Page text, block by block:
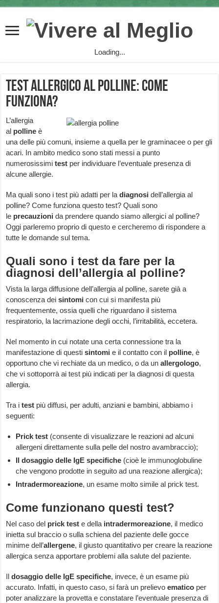
Loading...
Test allergico al polline: come
funziona?
L’allergia
al polline è
una delle più comuni, insieme a quella per le graminacee o per gli
acari. In ambito medico sono stati messi a punto
numerosissimitest per individuare l’eventuale presenza di
alcune allergie.
Ma quali sono i test più adatti per ladiagnosi dell’allergia al
polline? Come funziona questo test? Quali sono
le precauzioni da prendere quando siamo allergici al polline?
Oggi parleremo proprio di questo e cercheremo di rispondere a
tutte le domande sul tema.
Quali sono i test da fare per la
diagnosi dell’allergia al polline?
Vista la larga diffusione dell’allergia al polline, sarete già a
conoscenza deisintomi con cui si manifesta più
frequentemente, ossia quelli che riguardano il sistema
respiratorio, la lacrimazione degli occhi, l’irritabilità, eccetera.
Nel momento in cui notate una certa connessione tra la
manifestazione di questisintomi e il contatto con il polline, è
opportuno che vi rechiate da un medico, o da unallergologo,
che vi sottoporrà ai test più indicati per la diagnosi di questa
allergia.
Tra itest più diffusi, per adulti, anziani e bambini, abbiamo i
seguenti:
Prick test (consente di visualizzare le reazioni ad alcuni
allergeni direttamente sulla pelle del nostro avambraccio);
Il dosaggio delle IgE specifiche (cioè le immunoglobuline
che vengono prodotte in seguito ad una reazione allergica);
Intradermoreazione, un esame molto simile al prick test.
Come funzionano questi test?
Nel caso del prick test e della intradermoreazione, il medico
inietta sul braccio o sulla schiena del paziente delle gocce
minime dell’allergene, il giusto quantitativo per creare la reazione
allergica senza apportare problemi alla salute del paziente.
Ildosaggio delle IgE specifiche, invece, è un esame più
accurato. Infatti, in questo caso, si farà un prelievoematico per
poter analizzare la provetta e constatare l’eventuale presenza di